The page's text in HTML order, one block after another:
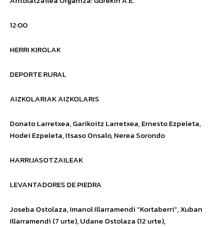
12:00
HERRI KIROLAK
DEPORTE RURAL
AIZKOLARIAKAIZKOLARIS
Donato Larretxea, Garikoitz Larretxea, Ernesto Ezpeleta,
Hodei Ezpeleta, Itsaso Onsalo, Nerea Sorondo
HARRIJASOTZAILEAK
LEVANTADORES DE PIEDRA
Joseba Ostolaza, Imanol Illarramendi “Kortaberri”, Xuban
Illarramendi (7 urte), Udane Ostolaza (12 urte),